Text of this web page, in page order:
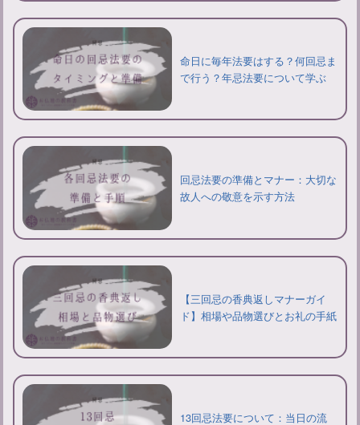
命日に毎年法要はする？何回忌ま
で行う？年忌法要について学ぶ
回忌法要の準備とマナー：大切な
故人への敬意を示す方法
【三回忌の香典返しマナーガイ
ド】相場や品物選びとお礼の手紙
13回忌法要について：当日の流